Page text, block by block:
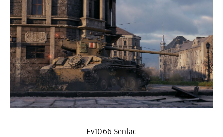
Fv1066 Senlac